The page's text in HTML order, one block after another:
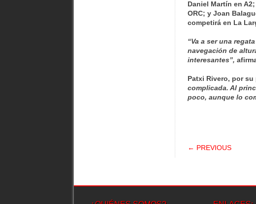
Daniel Martín en
ORC; y Joan
competirá en La
“Va a ser una
navegación de
interesantes”,
Patxi Rivero, por
complicada. Al
poco, aunque lo
POST
← PREVIOUS